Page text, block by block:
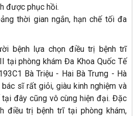
được phục hồi.
thời gian ngắn, hạn chế tối đa
bệnh lựa chọn điều trị bệnh trĩ
tại phòng khám Đa Khoa Quốc Tế
Bà Triệu - Hai Bà Trưng - Hà
sĩ rất giỏi, giàu kinh nghiệm và
đây cũng vô cùng hiện đại. Đặc
điều trị bệnh trĩ tại phòng khám,